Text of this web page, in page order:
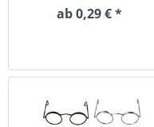
ab 0,29 € *